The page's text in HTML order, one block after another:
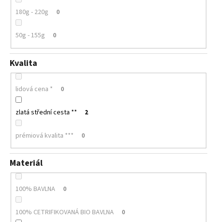
180g - 220g 0
50g - 155g 0
Kvalita
lidová cena * 0
zlatá střední cesta ** 2
prémiová kvalita *** 0
Materiál
100% BAVLNA 0
100% CETRIFIKOVANÁ BIO BAVLNA 0